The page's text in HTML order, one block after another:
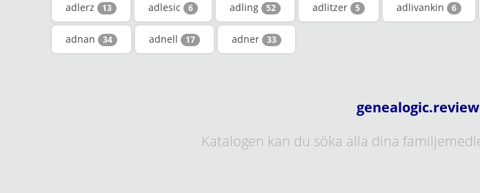
adlerz 13 adlesic 6 adling 52 adlitzer 5 adlivankin 6
adnan 34 adnell 17 adner 33
Katalogen kan du söka alla dina